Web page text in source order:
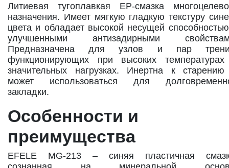
Литиевая тугоплавкая EP-смазка
назначения. Имеет мягкую гладкую текстуру
цвета и обладает высокой несущей
улучшенными антизадирными
Предназначена для узлов и пар
функционирующих при высоких
значительных нагрузках. Инертна к
может использоваться для
закладки.
Особенности и
преимущества
EFELE MG-213 – синяя пластичная